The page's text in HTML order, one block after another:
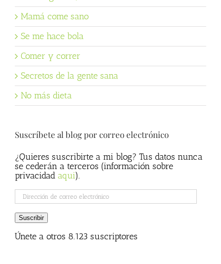
Mamá come sano
Se me hace bola
Comer y correr
Secretos de la gente sana
No más dieta
Suscríbete al blog por correo electrónico
¿Quieres suscribirte a mi blog? Tus datos nunca
se cederán a terceros (información sobre
privacidad aqui).
Dirección
de
correo
electrónico
Suscribir
Únete a otros 8.123 suscriptores